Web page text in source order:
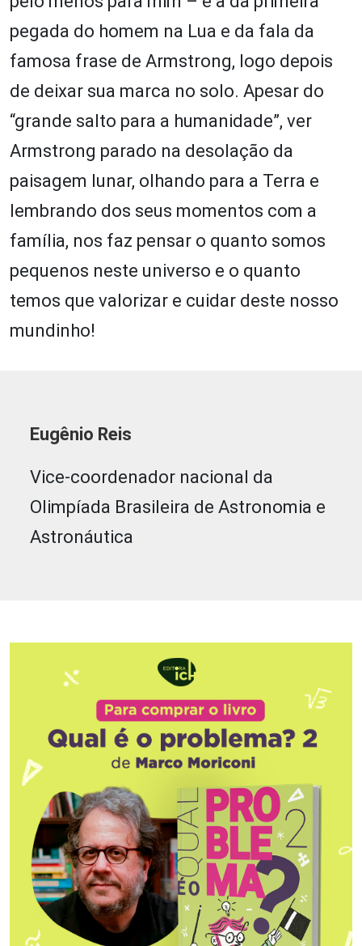
pegada do homem na Lua e da fala da
famosa frase de Armstrong, logo depois
de deixar sua marca no solo. Apesar do
“grande salto para a humanidade”, ver
Armstrong parado na desolação da
paisagem lunar, olhando para a Terra e
lembrando dos seus momentos com a
família, nos faz pensar o quanto somos
pequenos neste universo e o quanto
temos que valorizar e cuidar deste nosso
mundinho!
Eugênio Reis
Vice-coordenador nacional da
Olimpíada Brasileira de Astronomia e
Astronáutica